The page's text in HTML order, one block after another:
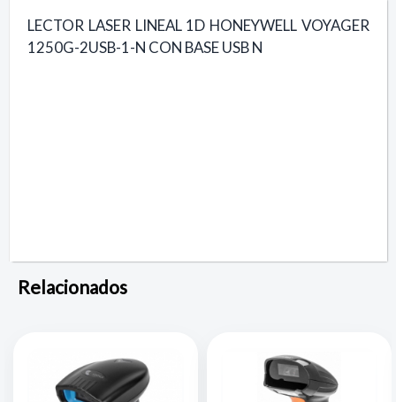
LECTOR LASER LINEAL 1D HONEYWELL VOYAGER
1250G-2USB-1-N CON BASE USB N
Relacionados